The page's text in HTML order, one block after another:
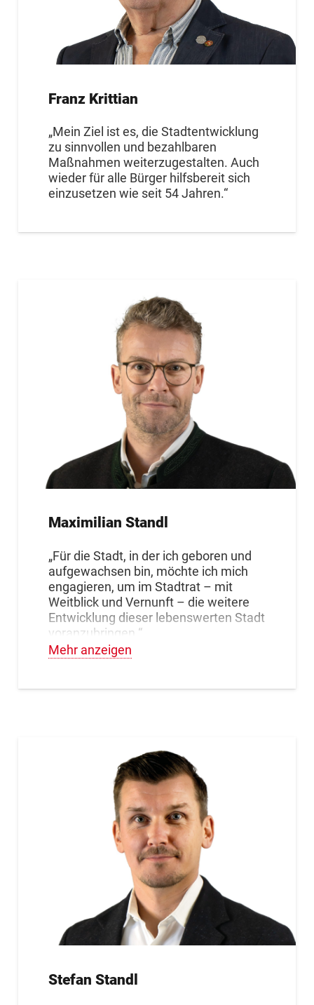
Franz Krittian
„Mein Ziel ist es, die Stadtentwicklung
zu sinnvollen und bezahlbaren
Maßnahmen weiterzugestalten. Auch
wieder für alle Bürger hilfsbereit sich
einzusetzen wie seit 54 Jahren.“
Maximilian Standl
„Für die Stadt, in der ich geboren und
aufgewachsen bin, möchte ich mich
engagieren, um im Stadtrat – mit
Weitblick und Vernunft – die weitere
Entwicklung dieser lebenswerten Stadt
voranzubringen.“
Mehr anzeigen
Stefan Standl